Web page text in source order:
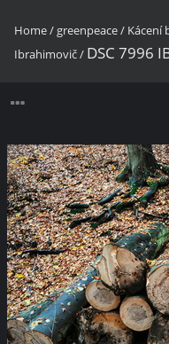
Home/ greenpeace/ Kácení
Ibrahimovič/ DSC 7996